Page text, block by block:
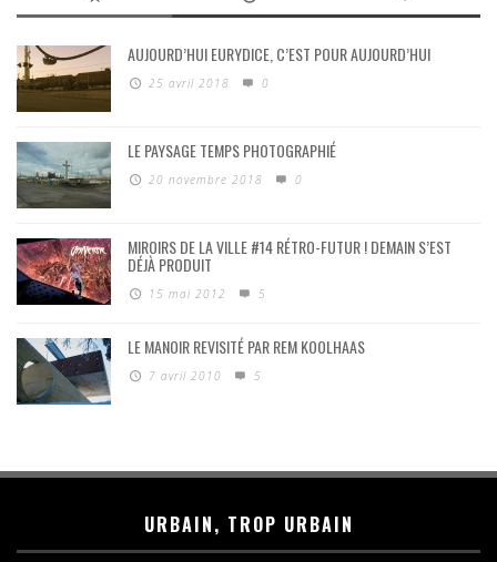
AUJOURD’HUI EURYDICE, C’EST POUR AUJOURD’HUI
25 avril 2018 0
LE PAYSAGE TEMPS PHOTOGRAPHIÉ
20 novembre 2018 0
MIROIRS DE LA VILLE #14 RÉTRO-FUTUR ! DEMAIN S’EST
DÉJÀ PRODUIT
15 mai 2012 5
LE MANOIR REVISITÉ PAR REM KOOLHAAS
7 avril 2010 5
URBAIN, TROP URBAIN